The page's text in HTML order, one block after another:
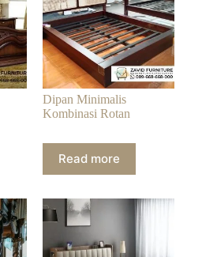
Dipan Minimalis
Kombinasi Rotan
Read more